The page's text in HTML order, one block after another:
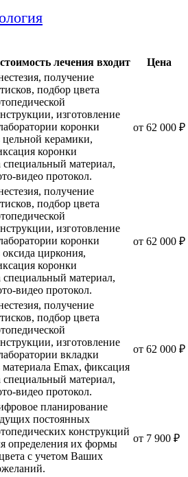
лечения входит Цена
получение
подбор цвета
изготовление
коронки
цельной керамики,
коронки
специальный материал,
видео протокол.
от 62 000 ₽
получение
подбор цвета
изготовление
коронки
оксида циркония,
коронки
специальный материал,
видео протокол.
от 62 000 ₽
получение
подбор цвета
изготовление
вкладки
материала Emax, фиксация
cпециальный материал,
видео протокол.
от 62 000 ₽
планирование
постоянных
конструкций
определения их формы
с учетом Ваших
от 7 900 ₽